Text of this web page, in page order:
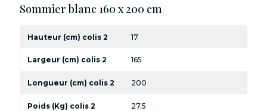
Sommier blanc 160 x 200 cm
Hauteur (cm) colis 2 17
Largeur (cm) colis 2 165
Longueur (cm) colis 2 200
Poids (Kg) colis 2 27.5